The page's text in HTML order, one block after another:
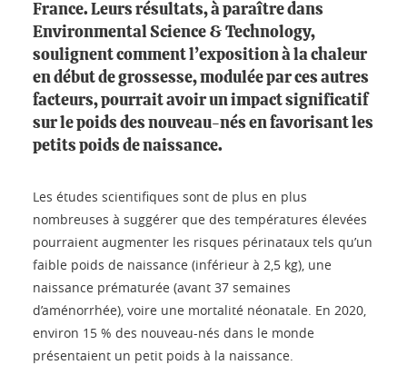
France. Leurs résultats, à paraître dans
Environmental Science & Technology,
soulignent comment l’exposition à la chaleur
en début de grossesse, modulée par ces autres
facteurs, pourrait avoir un impact significatif
sur le poids des nouveau-nés en favorisant les
petits poids de naissance.
Les études scientifiques sont de plus en plus
nombreuses à suggérer que des températures élevées
pourraient augmenter les risques périnataux tels qu’un
faible poids de naissance (inférieur à 2,5 kg), une
naissance prématurée (avant 37 semaines
d’aménorrhée), voire une mortalité néonatale. En 2020,
environ 15 % des nouveau-nés dans le monde
présentaient un petit poids à la naissance.